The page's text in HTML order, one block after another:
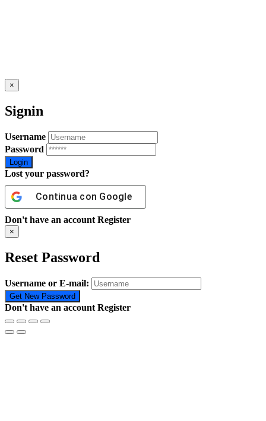
×
Signin
Username
Password
Lost your password?
Continua con Google
Don't have an account Register
×
Reset Password
Username or E-mail:
Don't have an account Register